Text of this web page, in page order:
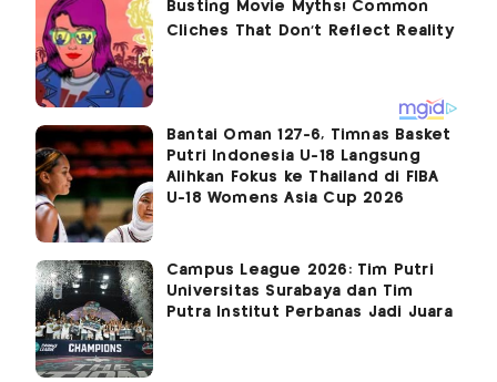
Bantai Oman 127-6, Timnas Basket
Putri Indonesia U-18 Langsung
Alihkan Fokus ke Thailand di FIBA
U-18 Womens Asia Cup 2026
Campus League 2026: Tim Putri
Universitas Surabaya dan Tim
Putra Institut Perbanas Jadi Juara